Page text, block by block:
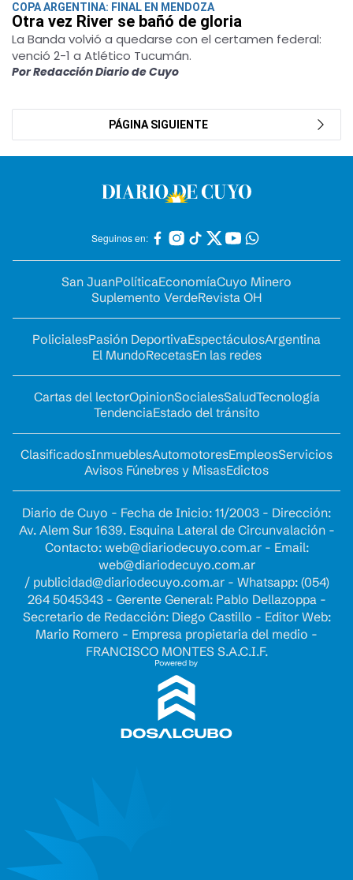
COPA ARGENTINA: FINAL EN MENDOZA
Otra vez River se bañó de gloria
La Banda volvió a quedarse con el certamen federal:
venció 2-1 a Atlético Tucumán.
Por Redacción Diario de Cuyo
PÁGINA SIGUIENTE
Seguinos en:
San JuanPolíticaEconomíaCuyo Minero
Suplemento VerdeRevista OH
PolicialesPasión DeportivaEspectáculosArgentina
El MundoRecetasEn las redes
Cartas del lectorOpinionSocialesSaludTecnología
TendenciaEstado del tránsito
ClasificadosInmueblesAutomotoresEmpleosServicios
Avisos Fúnebres y MisasEdictos
Diario de Cuyo - Fecha de Inicio: 11/2003 - Dirección:
Av. Alem Sur 1639. Esquina Lateral de Circunvalación -
Contacto: web@diariodecuyo.com.ar- Email:
web@diariodecuyo.com.ar
/ publicidad@diariodecuyo.com.ar- Whatsapp: (054)
264 5045343 - Gerente General: Pablo Dellazoppa -
Secretario de Redacción: Diego Castillo - Editor Web:
Mario Romero - Empresa propietaria del medio -
FRANCISCO MONTES S.A.C.I.F.